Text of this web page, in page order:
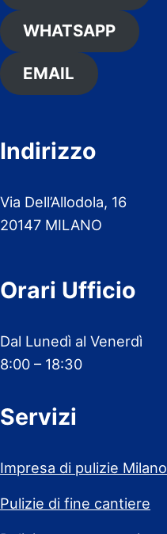
WHATSAPP
EMAIL
Indirizzo
Via Dell’Allodola, 16
20147 MILANO
Orari Ufficio
Dal Lunedì al Venerdì
8:00 – 18:30
Servizi
Impresa di pulizie Milano
Pulizie di fine cantiere